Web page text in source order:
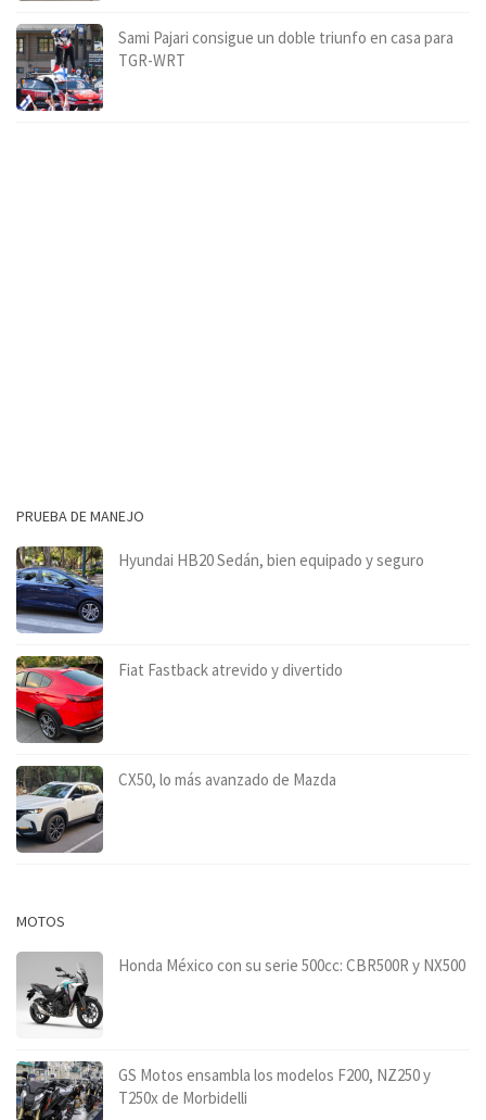
Sami Pajari consigue un doble triunfo en casa para
TGR-WRT
PRUEBA DE MANEJO
Hyundai HB20 Sedán, bien equipado y seguro
Fiat Fastback atrevido y divertido
CX50, lo más avanzado de Mazda
MOTOS
Honda México con su serie 500cc: CBR500R y NX500
GS Motos ensambla los modelos F200, NZ250 y
T250x de Morbidelli